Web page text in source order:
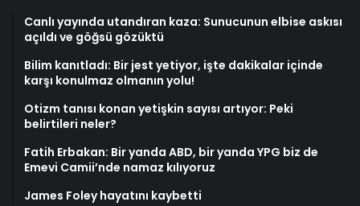
Canlı yayında utandıran kaza: Sunucunun elbise askısı
açıldı ve göğsü gözüktü
Bilim kanıtladı: Bir jest yetiyor, işte dakikalar içinde
karşı konulmaz olmanın yolu!
Otizm tanısı konan yetişkin sayısı artıyor: Peki
belirtileri neler?
Fatih Erbakan: Bir yanda ABD, bir yanda YPG biz de
Emevi Camii’nde namaz kılıyoruz
James Foley hayatını kaybetti